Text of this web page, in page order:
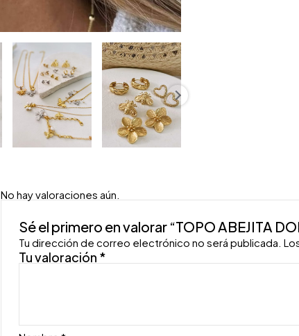
No hay valoraciones aún.
Sé el primero en valorar “TOPO ABEJITA
Tu dirección de correo electrónico no será publicada.
Tu valoración *